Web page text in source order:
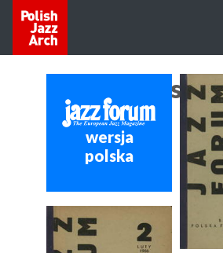
Wersja polska
wersja
polska